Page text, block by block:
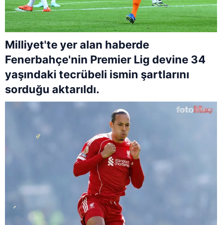
Milliyet'te yer alan haberde
Fenerbahçe'nin Premier Lig devine 34
yaşındaki tecrübeli ismin şartlarını
sorduğu aktarıldı.